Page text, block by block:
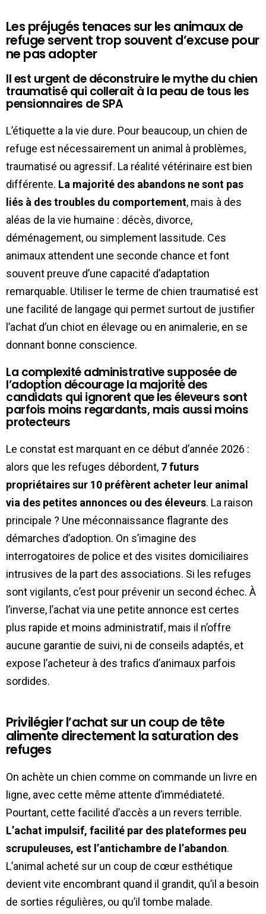
Les préjugés tenaces sur les animaux de
refuge servent trop souvent d’excuse pour
ne pas adopter
Il est urgent de déconstruire le mythe du chien
traumatisé qui collerait à la peau de tous les
pensionnaires de SPA
L’étiquette a la vie dure. Pour beaucoup, un chien de
refuge est nécessairement un animal à problèmes,
traumatisé ou agressif. La réalité vétérinaire est bien
différente. La majorité des abandons ne sont pas
liés à des troubles du comportement, mais à des
aléas de la vie humaine : décès, divorce,
déménagement, ou simplement lassitude. Ces
animaux attendent une seconde chance et font
souvent preuve d’une capacité d’adaptation
remarquable. Utiliser le terme de chien traumatisé est
une facilité de langage qui permet surtout de justifier
l’achat d’un chiot en élevage ou en animalerie, en se
donnant bonne conscience.
La complexité administrative supposée de
l’adoption décourage la majorité des
candidats qui ignorent que les éleveurs sont
parfois moins regardants, mais aussi moins
protecteurs
Le constat est marquant en ce début d’année 2026 :
alors que les refuges débordent, 7 futurs
propriétaires sur 10 préfèrent acheter leur animal
via des petites annonces ou des éleveurs. La raison
principale ? Une méconnaissance flagrante des
démarches d’adoption. On s’imagine des
interrogatoires de police et des visites domiciliaires
intrusives de la part des associations. Si les refuges
sont vigilants, c’est pour prévenir un second échec. À
l’inverse, l’achat via une petite annonce est certes
plus rapide et moins administratif, mais il n’offre
aucune garantie de suivi, ni de conseils adaptés, et
expose l’acheteur à des trafics d’animaux parfois
sordides.
Privilégier l’achat sur un coup de tête
alimente directement la saturation des
refuges
On achète un chien comme on commande un livre en
ligne, avec cette même attente d’immédiateté.
Pourtant, cette facilité d’accès a un revers terrible.
L’achat impulsif, facilité par des plateformes peu
scrupuleuses, est l’antichambre de l’abandon.
L’animal acheté sur un coup de cœur esthétique
devient vite encombrant quand il grandit, qu’il a besoin
de sorties régulières, ou qu’il tombe malade.